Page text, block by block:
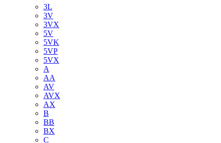
3L
3V
3VX
5V
5VK
5VP
5VX
A
AA
AV
AVX
AX
B
BB
BX
C